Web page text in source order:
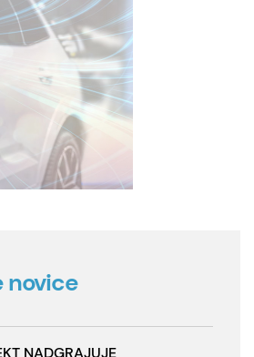
novice
NADGRAJUJE